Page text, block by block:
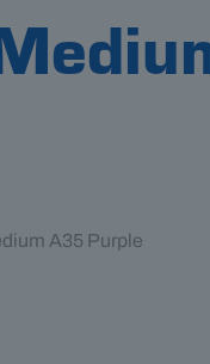
A35 Purple